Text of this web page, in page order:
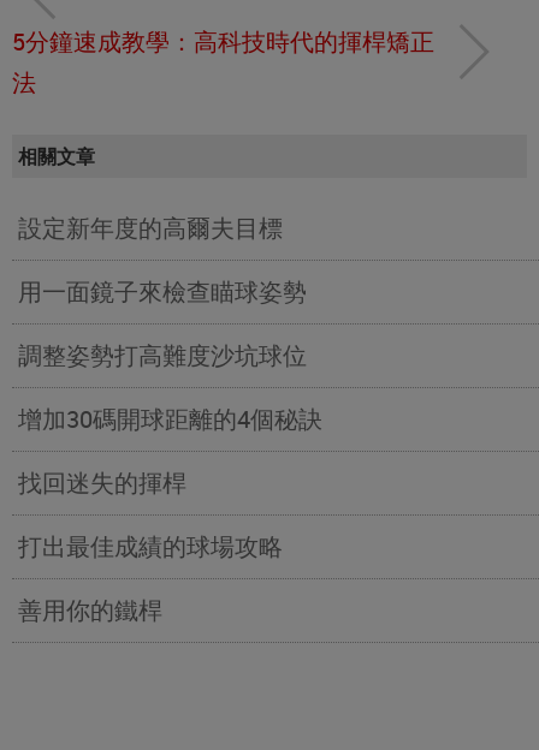
5分鐘速成教學：高科技時代的揮桿矯正
法
相關文章
設定新年度的高爾夫目標
用一面鏡子來檢查瞄球姿勢
調整姿勢打高難度沙坑球位
增加30碼開球距離的4個秘訣
找回迷失的揮桿
打出最佳成績的球場攻略
善用你的鐵桿